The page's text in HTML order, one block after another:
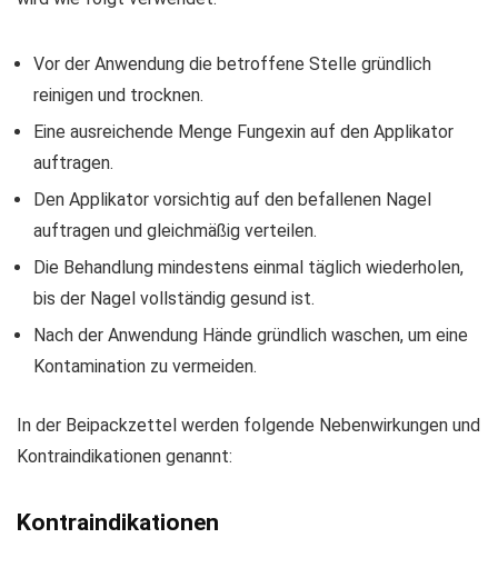
Vor der Anwendung die betroffene Stelle gründlich
reinigen und trocknen.
Eine ausreichende Menge Fungexin auf den Applikator
auftragen.
Den Applikator vorsichtig auf den befallenen Nagel
auftragen und gleichmäßig verteilen.
Die Behandlung mindestens einmal täglich wiederholen,
bis der Nagel vollständig gesund ist.
Nach der Anwendung Hände gründlich waschen, um eine
Kontamination zu vermeiden.
In der Beipackzettel werden folgende Nebenwirkungen und
Kontraindikationen genannt:
Kontraindikationen